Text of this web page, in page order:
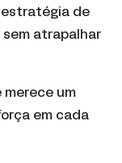
estratégia de
atrapalhar
um
em cada